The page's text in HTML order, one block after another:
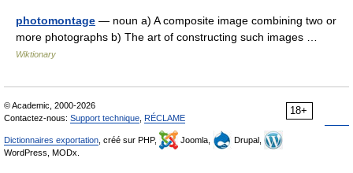
photomontage — noun a) A composite image combining two or
more photographs b) The art of constructing such images …
Wiktionary
18+
© Academic, 2000-2026
Contactez-nous: Support technique RÉCLAME
Dictionnaires exportation , créé sur PHP, Joomla,
Drupal,
WordPress, MODx.